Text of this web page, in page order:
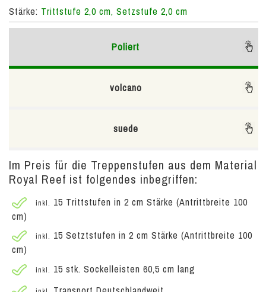
Stärke: Trittstufe 2,0 cm, Setzstufe 2,0 cm
Poliert
volcano
suede
Im Preis für die Treppenstufen aus dem Material
Royal Reef ist folgendes inbegriffen:
inkl. 15 Trittstufen in 2 cm Stärke (Antrittbreite 100
cm)
inkl. 15 Setztstufen in 2 cm Stärke (Antrittbreite 100
cm)
inkl. 15 stk. Sockelleisten 60,5 cm lang